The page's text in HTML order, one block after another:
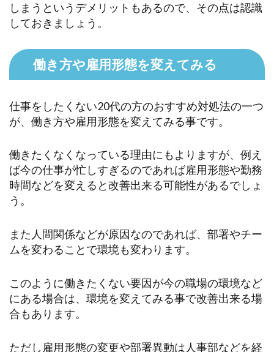
しまうというデメリットもあるので、その点は認識
しておきましょう。
働き方や雇用形態を変えてみる
仕事をしたくない20代の方のおすすめ対処法の一つ
が、働き方や雇用形態を変えてみる事です。
働きたくなくなっている理由にもよりますが、例え
ば今の仕事が忙しすぎるのであれば雇用形態や勤務
時間などを変えると改善出来る可能性があるでしょ
う。
また人間関係などが原因なのであれば、部署やチー
ムを変わることで環境も変わります。
このように働きたくない要因が今の職場の環境など
にある場合は、環境を変えてみる事で改善出来る場
合もあります。
ただし雇用形態の変更や部署異動は人事部などを経